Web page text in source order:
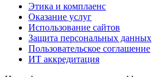
Этика и комплаенс
Оказание услуг
Использование сайтов
Защита персональных данных
Пользовательское соглашение
ИТ аккредитация